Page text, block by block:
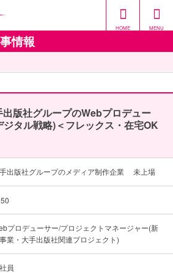
HOME MENU
情報
出版社グループのWebプロデュー
タル戦略)＜フレックス・在宅OK
出版社グループのメディア制作企業 未上場
プロデューサー/プロジェクトマネージャー(新
業・大手出版社関連プロジェクト)
員